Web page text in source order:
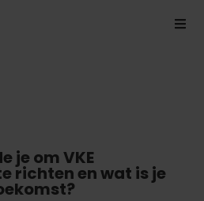
je om VKE
richten en wat is je